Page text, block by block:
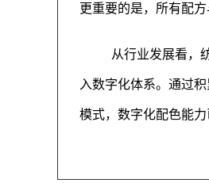
更重要的是，所有配
从行业发展看，
入数字化体系。通过
模式，数字化配色能